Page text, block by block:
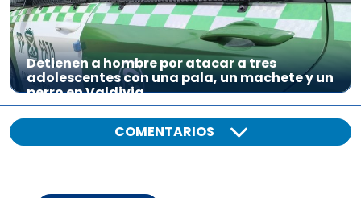
Detienen a hombre por atacar a tres
adolescentes con una pala, un machete y un
perro en Valdivia
COMENTARIOS